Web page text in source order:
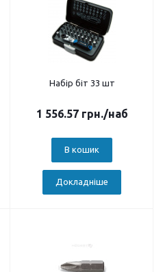
Набір біт 33 шт
1 556.57грн./наб
В кошик
Докладніше